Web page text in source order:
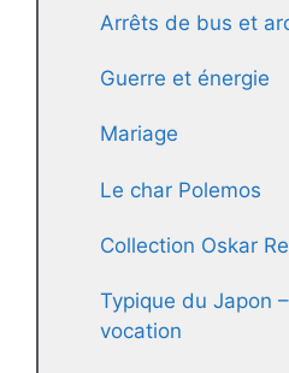
Arrêts de bus et
Guerre et énergie
Mariage
Le char Polemos
Collection Oskar
Typique du Japon
vocation